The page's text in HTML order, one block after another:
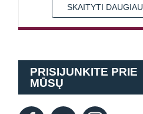
SKAITYTI DAUGIAU
PRISIJUNKITE PRIE
MŪSŲ